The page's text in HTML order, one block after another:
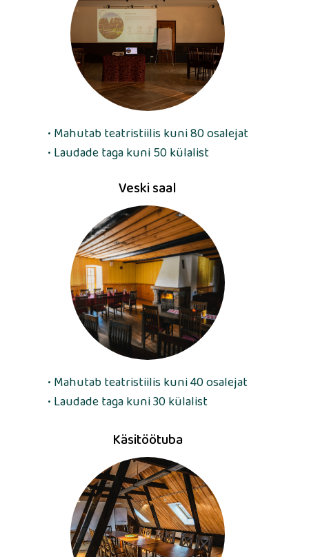
• Mahutab teatristiilis kuni 80 osalejat
• Laudade taga kuni 50 külalist
Veski saal
• Mahutab teatristiilis kuni 40 osalejat
• Laudade taga kuni 30 külalist
Käsitöötuba